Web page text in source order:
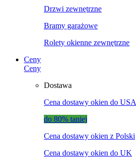
Drzwi zewnętrzne
Bramy garażowe
Rolety okienne zewnętrzne
Ceny
Ceny
Dostawa
Cena dostawy okien do USA
do 80% taniej
Cena dostawy okien z Polski
Cena dostawy okien do UK